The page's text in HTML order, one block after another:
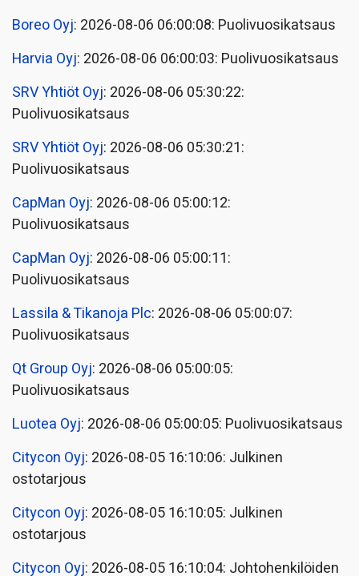
Boreo Oyj: 2026-08-06 06:00:08: Puolivuosikatsaus
Harvia Oyj: 2026-08-06 06:00:03: Puolivuosikatsaus
SRV Yhtiöt Oyj: 2026-08-06 05:30:22:
Puolivuosikatsaus
SRV Yhtiöt Oyj: 2026-08-06 05:30:21:
Puolivuosikatsaus
CapMan Oyj: 2026-08-06 05:00:12:
Puolivuosikatsaus
CapMan Oyj: 2026-08-06 05:00:11:
Puolivuosikatsaus
Lassila & Tikanoja Plc: 2026-08-06 05:00:07:
Puolivuosikatsaus
Qt Group Oyj: 2026-08-06 05:00:05:
Puolivuosikatsaus
Luotea Oyj: 2026-08-06 05:00:05: Puolivuosikatsaus
Citycon Oyj: 2026-08-05 16:10:06: Julkinen
ostotarjous
Citycon Oyj: 2026-08-05 16:10:05: Julkinen
ostotarjous
Citycon Oyj: 2026-08-05 16:10:04: Johtohenkilöiden